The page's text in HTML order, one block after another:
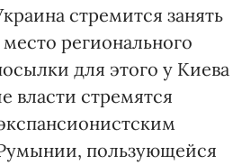
стремится занять
регионального
для этого у Киева
власти стремятся
пользующейся